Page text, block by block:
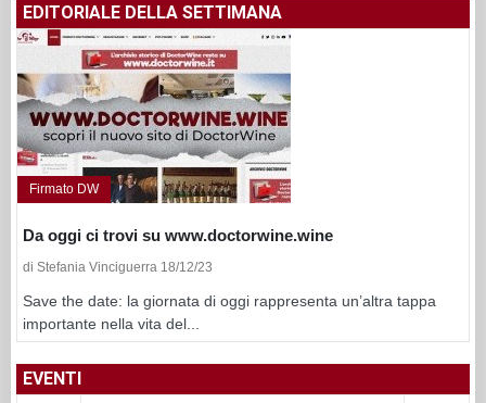
EDITORIALE DELLA SETTIMANA
Firmato DW
Da oggi ci trovi su www.doctorwine.wine
di Stefania Vinciguerra 18/12/23
Save the date: la giornata di oggi rappresenta un’altra tappa
importante nella vita del...
EVENTI